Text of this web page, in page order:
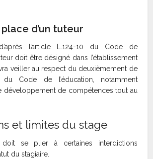
d’un tuteur
l’article L.124-10 du Code de
doit être désigné dans l’établissement
veiller au respect du deuxièmement de
du Code de l’éducation, notamment
développement de compétences tout au
et limites du stage
se plier à certaines interdictions
du stagiaire.